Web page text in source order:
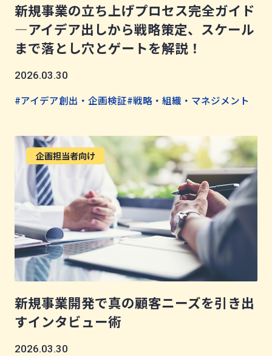
新規事業の立ち上げプロセス完全ガイド
―アイデア出しから戦略策定、スケール
まで落とし穴とゲートを解説！
2026.03.30
#アイデア創出・企画検証#戦略・組織・マネジメント
新規事業開発で真の顧客ニーズを引き出
すインタビュー術
2026.03.30
企画担当者向け